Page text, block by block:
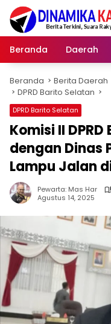
Langsung
konten
Beranda
Daerah
Beranda Berita Daerah
DPRD Barito Selatan
DPRD Barito Selatan
Komisi II DPRD
dengan Dinas
Lampu Jalan
Pewarta: Mas Har
Agustus 14, 2025